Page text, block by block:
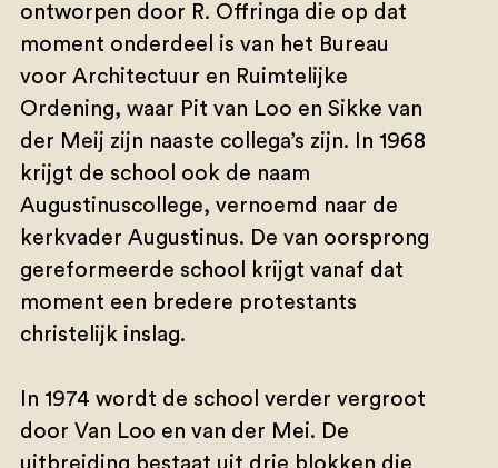
ontworpen door R. Offringa die op dat
moment onderdeel is van het Bureau
voor Architectuur en Ruimtelijke
Ordening, waar Pit van Loo en Sikke van
der Meij zijn naaste collega’s zijn. In 1968
krijgt de school ook de naam
Augustinuscollege, vernoemd naar de
kerkvader Augustinus. De van oorsprong
gereformeerde school krijgt vanaf dat
moment een bredere protestants
christelijk inslag.
In 1974 wordt de school verder vergroot
door Van Loo en van der Mei. De